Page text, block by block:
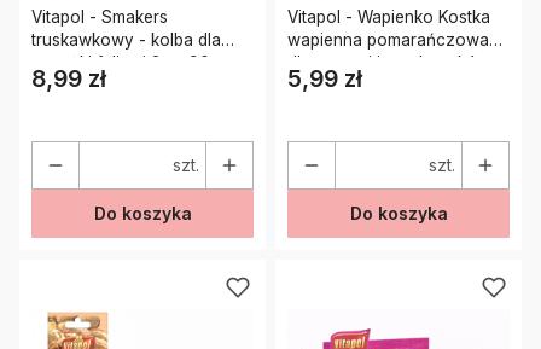
Vitapol - Smakers
truskawkowy - kolba dla
papużki falistej 2szt 90g
Cena
8,99 zł
szt.
Do koszyka
Vitapol - Wapienko Kostka
wapienna pomarańczowa
dla papug i innych ptaków
35g
Cena
5,99 zł
szt.
Do koszyka